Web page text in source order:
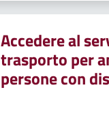
Accedere al
trasporto per
persone con